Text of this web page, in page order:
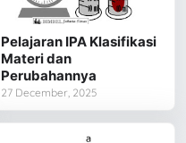
Pelajaran IPA Klasifikasi
Materi dan
Perubahannya
27 December, 2025